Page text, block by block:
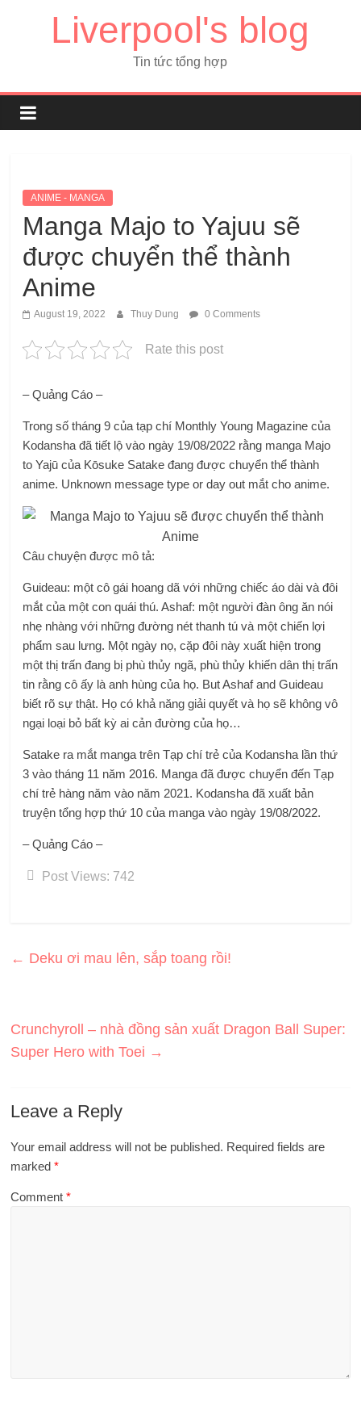
Liverpool's blog
Tin tức tổng hợp
ANIME - MANGA
Manga Majo to Yajuu sẽ
được chuyển thể thành
Anime
August 19, 2022 Thuy Dung 0 Comments
Rate this post
– Quảng Cáo –
Trong số tháng 9 của tạp chí Monthly Young Magazine của
Kodansha đã tiết lộ vào ngày 19/08/2022 rằng manga Majo
to Yajū của Kōsuke Satake đang được chuyển thể thành
anime. Unknown message type or day out mắt cho anime.
Câu chuyện được mô tả:
Guideau: một cô gái hoang dã với những chiếc áo dài và đôi
mắt của một con quái thú. Ashaf: một người đàn ông ăn nói
nhẹ nhàng với những đường nét thanh tú và một chiến lợi
phẩm sau lưng. Một ngày nọ, cặp đôi này xuất hiện trong
một thị trấn đang bị phù thủy ngã, phù thủy khiến dân thị trấn
tin rằng cô ấy là anh hùng của họ. But Ashaf and Guideau
biết rõ sự thật. Họ có khả năng giải quyết và họ sẽ không vô
ngại loại bỏ bất kỳ ai cản đường của họ…
Satake ra mắt manga trên Tạp chí trẻ của Kodansha lần thứ
3 vào tháng 11 năm 2016. Manga đã được chuyển đến Tạp
chí trẻ hàng năm vào năm 2021. Kodansha đã xuất bản
truyện tổng hợp thứ 10 của manga vào ngày 19/08/2022.
– Quảng Cáo –
Post Views: 742
← Deku ơi mau lên, sắp toang rồi!
Crunchyroll – nhà đồng sản xuất Dragon Ball Super:
Super Hero with Toei →
Leave a Reply
Your email address will not be published. Required fields are
marked*
Comment*